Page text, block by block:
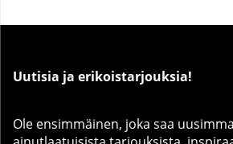
Uutisia ja erikoistarjouksia!
Ole ensimmäinen, joka saa